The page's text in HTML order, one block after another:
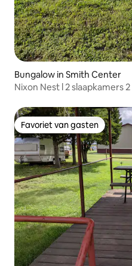
Bungalow in Smith Center
Nixon Nest l 2 slaapkamers
Favoriet van gasten
Favoriet van gasten